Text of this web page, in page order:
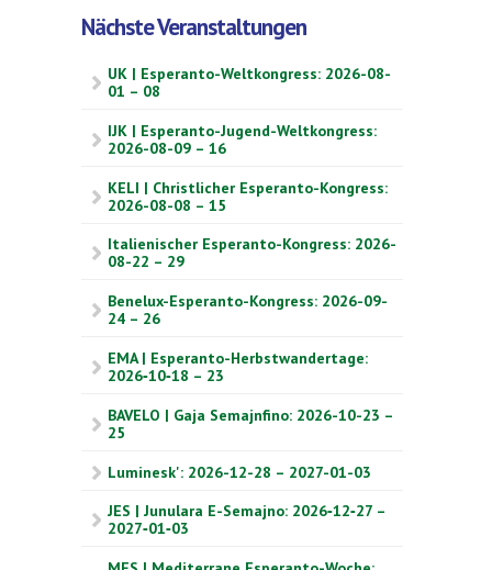
Nächste Veranstaltungen
UK | Esperanto-Weltkongress: 2026-08-
01 – 08
IJK | Esperanto-Jugend-Weltkongress:
2026-08-09 – 16
KELI | Christlicher Esperanto-Kongress:
2026-08-08 – 15
Italienischer Esperanto-Kongress: 2026-
08-22 – 29
Benelux-Esperanto-Kongress: 2026-09-
24 – 26
EMA | Esperanto-Herbstwandertage:
2026‑10‑18 – 23
BAVELO | Gaja Semajnfino: 2026-10-23 –
25
Luminesk': 2026-12-28 – 2027-01-03
JES | Junulara E-Semajno: 2026‑12‑27 –
2027‑01‑03